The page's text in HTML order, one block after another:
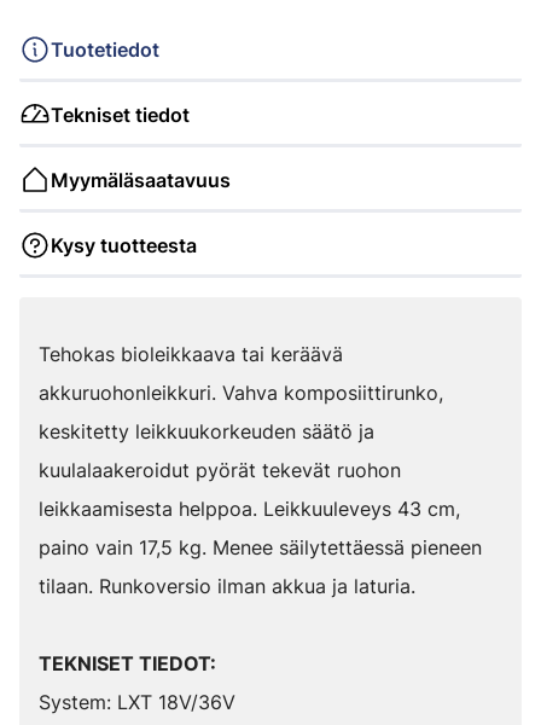
Tuotetiedot
Tekniset tiedot
Myymäläsaatavuus
Kysy tuotteesta
Tehokas bioleikkaava tai keräävä
akkuruohonleikkuri. Vahva komposiittirunko,
keskitetty leikkuukorkeuden säätö ja
kuulalaakeroidut pyörät tekevät ruohon
leikkaamisesta helppoa. Leikkuuleveys 43 cm,
paino vain 17,5 kg. Menee säilytettäessä pieneen
tilaan. Runkoversio ilman akkua ja laturia.
TEKNISET TIEDOT:
System: LXT 18V/36V